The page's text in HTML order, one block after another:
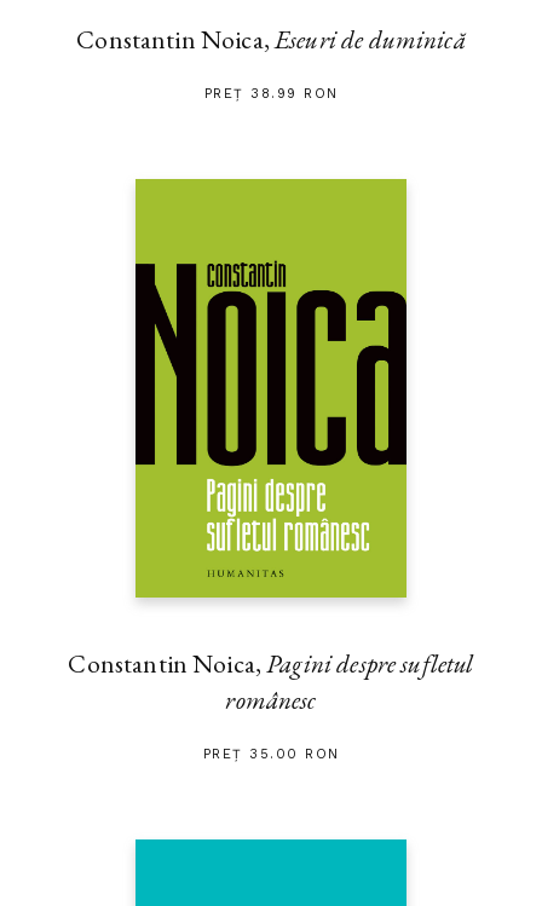
Constantin Noica,Eseuri de duminică
PREȚ 38.99 RON
Constantin Noica,Pagini despre sufletul
românesc
PREȚ 35.00 RON